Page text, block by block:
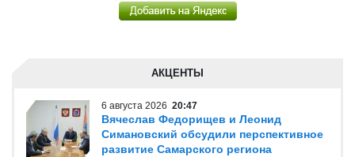
АКЦЕНТЫ
6 августа 2026 20:47
Вячеслав Федорищев и Леонид
Симановский обсудили перспективное
развитие Самарского региона